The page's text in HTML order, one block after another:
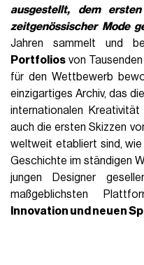
ausgestellt, dem
zeitgenössischer Mode
Jahren sammelt und
Portfolios von
für den Wettbewerb
einzigartiges Archiv, das
internationalen
auch die ersten Skizzen
weltweit etabliert sind, wie
Geschichte im ständigen
jungen Designer
maßgeblichsten
Innovation und neuen